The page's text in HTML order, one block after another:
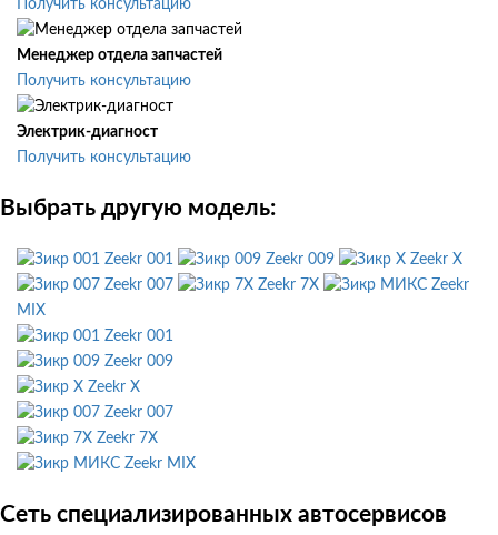
Получить консультацию
Менеджер отдела запчастей
Получить консультацию
Электрик-диагност
Получить консультацию
Выбрать другую модель:
Zeekr 001 Zeekr 009
Zeekr X
Zeekr 007
Zeekr 7X
Zeekr
MIX
Zeekr 001
Zeekr 009
Zeekr X
Zeekr 007
Zeekr 7X
Zeekr MIX
Сеть специализированных автосервисов